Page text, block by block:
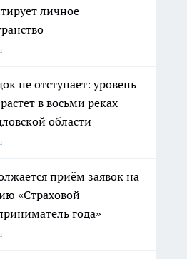
личное
не отступает: уровень
в восьми реках
области
приём заявок на
«Страховой
года»